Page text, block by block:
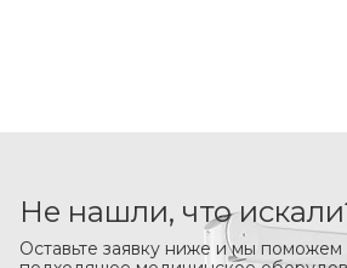
Не нашли, что
Оставьте заявку ниже и мы